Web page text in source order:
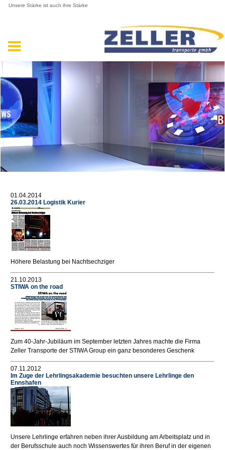
Unsere Stärke ist auch ihre Stärke
01.04.2014
26.03.2014 Logistik Kurier
Höhere Belastung bei Nachtsechziger
21.10.2013
STIWA on the road
Zum 40-Jahr-Jubiläum im September letzten Jahres machte die Firma
Zeller Transporte der STIWA Group ein ganz besonderes Geschenk
07.11.2012
Im Zuge der Lehrlingsakademie besuchten unsere Lehrlinge den
Ennshafen
Unsere Lehrlinge erfahren neben ihrer Ausbildung am Arbeitsplatz und in
der Berufsschule auch noch Wissenswertes für ihren Beruf in der eigenen